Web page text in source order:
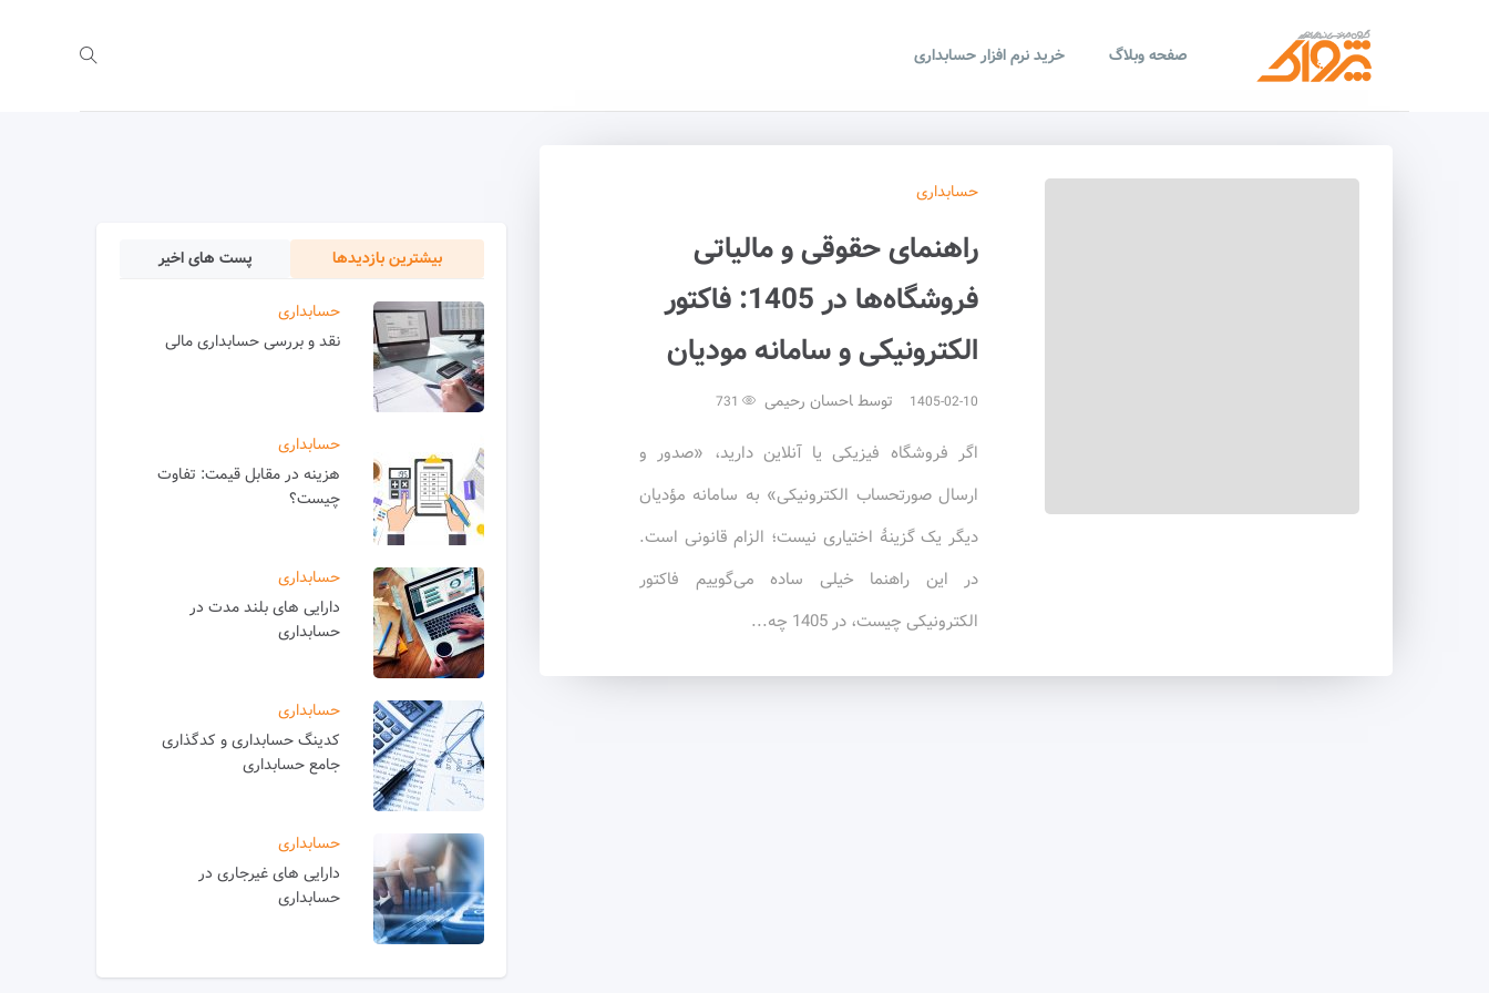
صفحه وبلاگ خرید نرم افزار حسابداری
حسابداری
راهنمای حقوقی و مالیاتی
فروشگاه‌ها در 1405: فاکتور
الکترونیکی و سامانه مودیان
1405-02-10 توسط احسان رحیمی
اگر فروشگاه فیزیکی یا آنلاین دارید، «صدور و
ارسال صورتحساب الکترونیکی» به سامانه مؤدیان
دیگر یک گزینهٔ اختیاری نیست؛ الزام قانونی است.
در این راهنما خیلی ساده می‌گوییم فاکتور
الکترونیکی چیست، در 1405 چه...
بیشترین بازدیدها پست های اخیر
حسابداری
نقد و بررسی حسابداری مالی
حسابداری
هزینه در مقابل قیمت: تفاوت
چیست؟
حسابداری
دارایی های بلند مدت در
حسابداری
حسابداری
کدینگ حسابداری و کدگذاری
جامع حسابداری
حسابداری
دارایی های غیرجاری در
حسابداری